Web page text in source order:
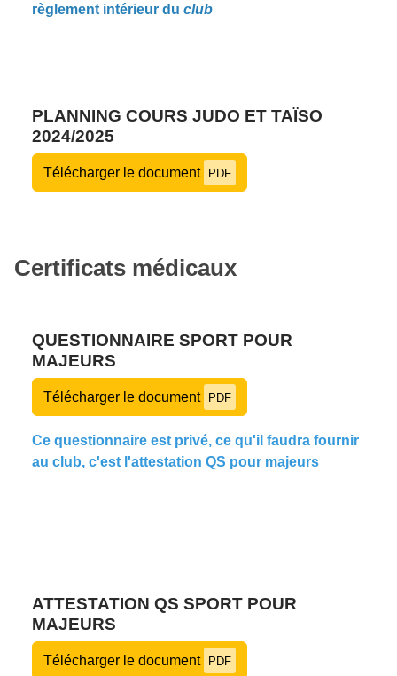
règlement intérieur du club
PLANNING COURS JUDO ET TAÏSO
2024/2025
Télécharger le document PDF
Certificats médicaux
QUESTIONNAIRE SPORT POUR
MAJEURS
Télécharger le document PDF
Ce questionnaire est privé, ce qu'il faudra fournir
au club, c'est l'attestation QS pour majeurs
ATTESTATION QS SPORT POUR
MAJEURS
Télécharger le document PDF